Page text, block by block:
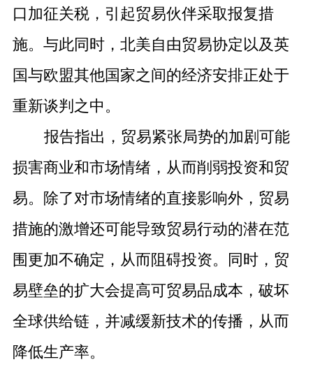
口加征关税，引起贸易伙伴采取报复措
施。与此同时，北美自由贸易协定以及英
国与欧盟其他国家之间的经济安排正处于
重新谈判之中。
报告指出，贸易紧张局势的加剧可能
损害商业和市场情绪，从而削弱投资和贸
易。除了对市场情绪的直接影响外，贸易
措施的激增还可能导致贸易行动的潜在范
围更加不确定，从而阻碍投资。同时，贸
易壁垒的扩大会提高可贸易品成本，破坏
全球供给链，并减缓新技术的传播，从而
降低生产率。